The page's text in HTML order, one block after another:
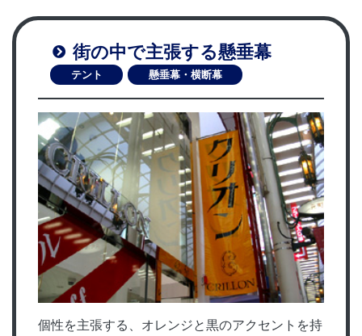
街の中で主張する懸垂幕
テント 懸垂幕・横断幕
個性を主張する、オレンジと黒のアクセントを持